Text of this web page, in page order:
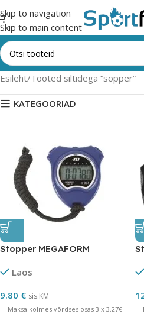
Skip to navigation
Skip to main content
Esileht Tooted siltidega “sopper”
KATEGOORIAD
Stopper MEGAFORM
Laos
9.80 € sis.KM
Maksa kolmes võrdses osas 3 x 3.27€